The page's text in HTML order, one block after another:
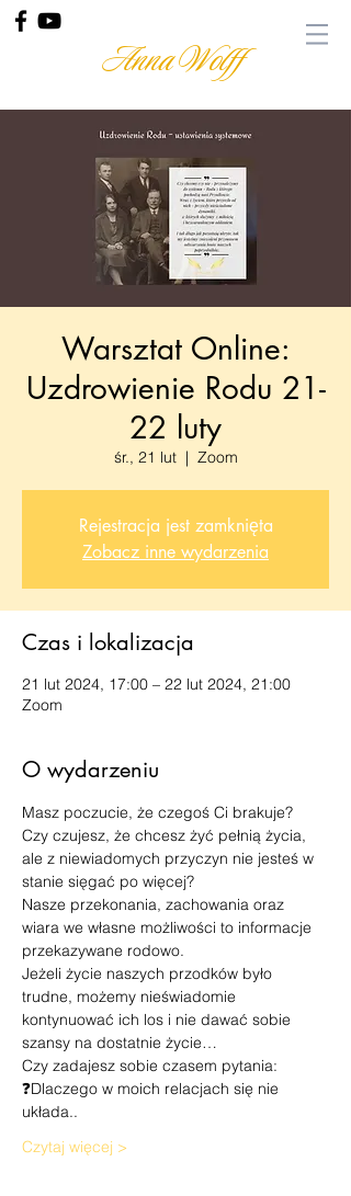
Anna Wolff
Warsztat Online:
Uzdrowienie Rodu 21-
22 luty
śr., 21 lut
  |
Zoom
Rejestracja jest zamknięta
Zobacz inne wydarzenia
Czas i lokalizacja
21 lut 2024, 17:00 – 22 lut 2024, 21:00
Zoom
O wydarzeniu
Masz poczucie, że czegoś Ci brakuje?
Czy czujesz, że chcesz żyć pełnią życia,
ale z niewiadomych przyczyn nie jesteś w
stanie sięgać po więcej?
Nasze przekonania, zachowania oraz
wiara we własne możliwości to informacje
przekazywane rodowo.
Jeżeli życie naszych przodków było
trudne, możemy nieświadomie
kontynuować ich los i nie dawać sobie
szansy na dostatnie życie…
Czy zadajesz sobie czasem pytania:
❓Dlaczego w moich relacjach się nie
układa..
Czytaj więcej >